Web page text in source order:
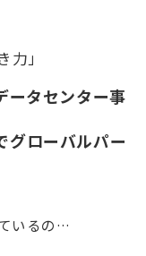
」
ータセンター事
グローバルパー
いるの…